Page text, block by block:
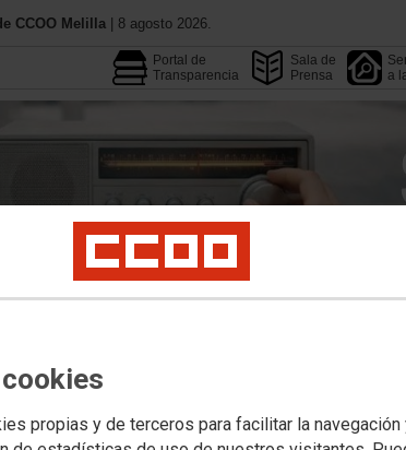
propias y de terceros para facilitar la navegación
CCOO Melilla | 8 agosto 2026.
Portal de
Transparencia
Sala de
Prensa
a
etc.)